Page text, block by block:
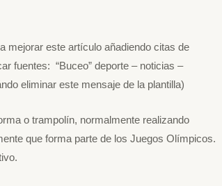
mejorar este artículo añadiendo citas de
fuentes: “Buceo” deporte – noticias –
eliminar este mensaje de la plantilla)
o trampolín, normalmente realizando
que forma parte de los Juegos Olímpicos.